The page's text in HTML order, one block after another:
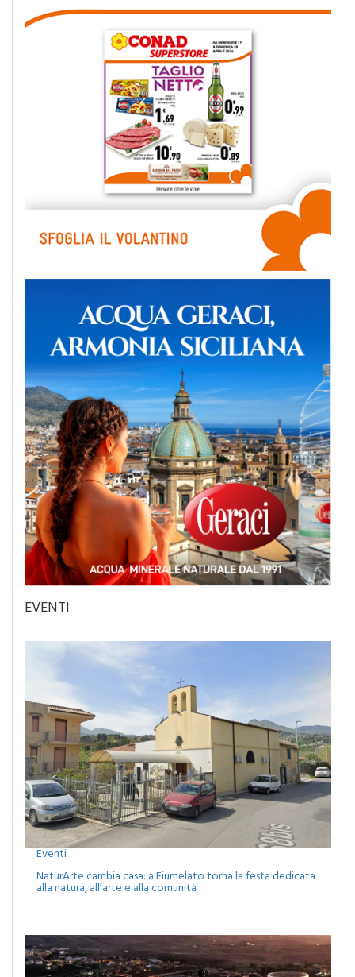
EVENTI
Eventi
NaturArte cambia casa: a Fiumelato torna la festa dedicata
alla natura, all’arte e alla comunità